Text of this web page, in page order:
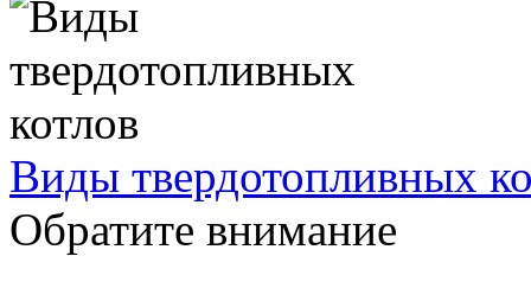
Виды твердотопливных
Обратите внимание